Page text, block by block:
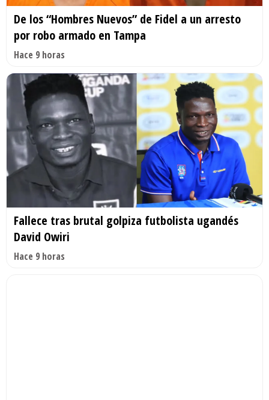
De los “Hombres Nuevos” de Fidel a un arresto
por robo armado en Tampa
Hace 9 horas
Fallece tras brutal golpiza futbolista ugandés
David Owiri
Hace 9 horas